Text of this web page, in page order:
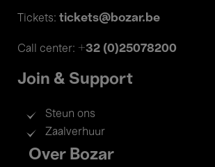
Tickets: tickets@bozar.be
Call center: +32 (0)25078200
Join & Support
Steun ons
Zaalverhuur
Footer
menu
Over Bozar